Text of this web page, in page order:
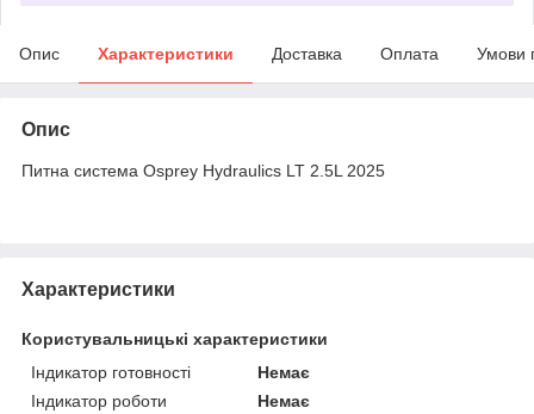
Опис Характеристики Доставка Оплата Умови
Опис
Питна система Osprey Hydraulics LT 2.5L 2025
Характеристики
Користувальницькі характеристики
Індикатор готовності
Немає
Індикатор роботи
Немає